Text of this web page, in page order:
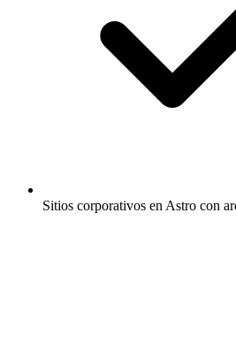
Sitios corporativos en Astro con